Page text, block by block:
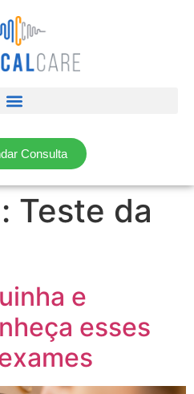
Consulta
Teste da
e
esses